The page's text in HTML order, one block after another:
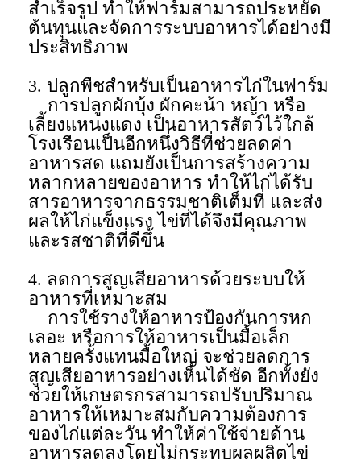
สำเร็จรูป ทำให้ฟาร์มสามารถประหยัด
ต้นทุนและจัดการระบบอาหารได้อย่างมี
ประสิทธิภาพ
3. ปลูกพืชสำหรับเป็นอาหารไก่ในฟาร์ม
การปลูกผักบุ้ง ผักคะน้า หญ้า หรือ
เลี้ยงแหนงแดง เป็นอาหารสัตว์ไว้ใกล้
โรงเรือนเป็นอีกหนึ่งวิธีที่ช่วยลดค่า
อาหารสด แถมยังเป็นการสร้างความ
หลากหลายของอาหาร ทำให้ไก่ได้รับ
สารอาหารจากธรรมชาติเต็มที่ และส่ง
ผลให้ไก่แข็งแรง ไข่ที่ได้จึงมีคุณภาพ
และรสชาติที่ดีขึ้น
4. ลดการสูญเสียอาหารด้วยระบบให้
อาหารที่เหมาะสม
การใช้รางให้อาหารป้องกันการหก
เลอะ หรือการให้อาหารเป็นมื้อเล็ก
หลายครั้งแทนมื้อใหญ่ จะช่วยลดการ
สูญเสียอาหารอย่างเห็นได้ชัด อีกทั้งยัง
ช่วยให้เกษตรกรสามารถปรับปริมาณ
อาหารให้เหมาะสมกับความต้องการ
ของไก่แต่ละวัน ทำให้ค่าใช้จ่ายด้าน
อาหารลดลงโดยไม่กระทบผลผลิตไข่